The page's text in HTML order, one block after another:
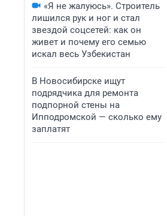
«Я не жалуюсь». Строитель
лишился рук и ног и стал
звездой соцсетей: как он
живет и почему его семью
искал весь Узбекистан
В Новосибирске ищут
подрядчика для ремонта
подпорной стены на
Ипподромской — сколько ему
заплатят